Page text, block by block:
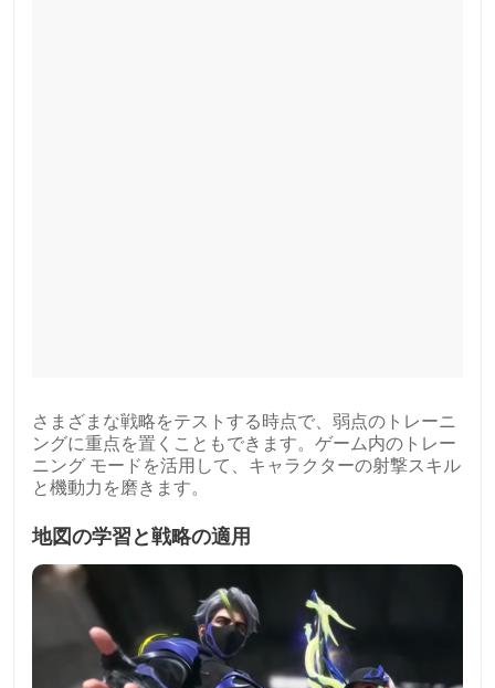
さまざまな戦略をテストする時点で、弱点のトレーニ
ングに重点を置くこともできます。ゲーム内のトレー
ニング モードを活用して、キャラクターの射撃スキル
と機動力を磨きます。
地図の学習と戦略の適用